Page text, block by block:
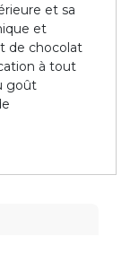
et sa
et
de chocolat
à tout
goût